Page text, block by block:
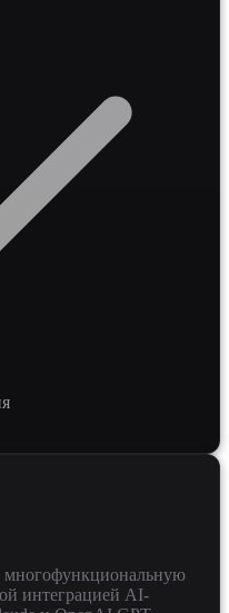
многофункциональную
интеграцией AI-